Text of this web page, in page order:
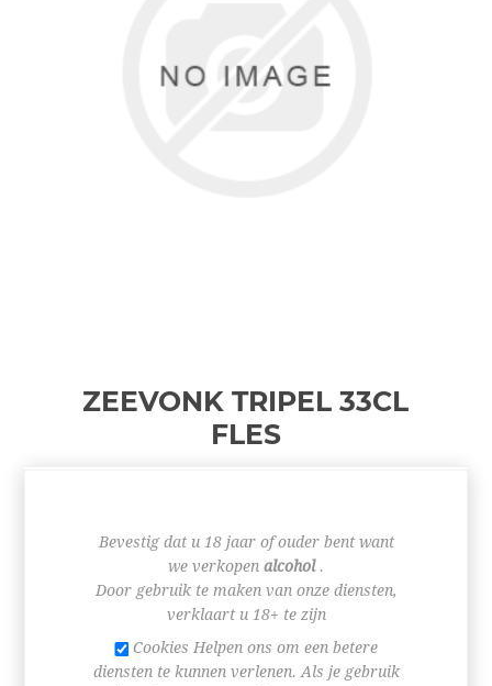
ZEEVONK TRIPEL 33CL
FLES
+
-
Bevestig dat u 18 jaar of ouder bent want
we verkopen alcohol.
Door gebruik te maken van onze diensten,
verklaart u 18+ te zijn
Cookies Helpen ons om een betere
diensten te kunnen verlenen. Als je gebruik